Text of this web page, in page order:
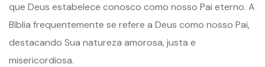
que Deus estabelece conosco como nosso Pai eterno. A
Bíblia frequentemente se refere a Deus como nosso Pai,
destacando Sua natureza amorosa, justa e
misericordiosa.